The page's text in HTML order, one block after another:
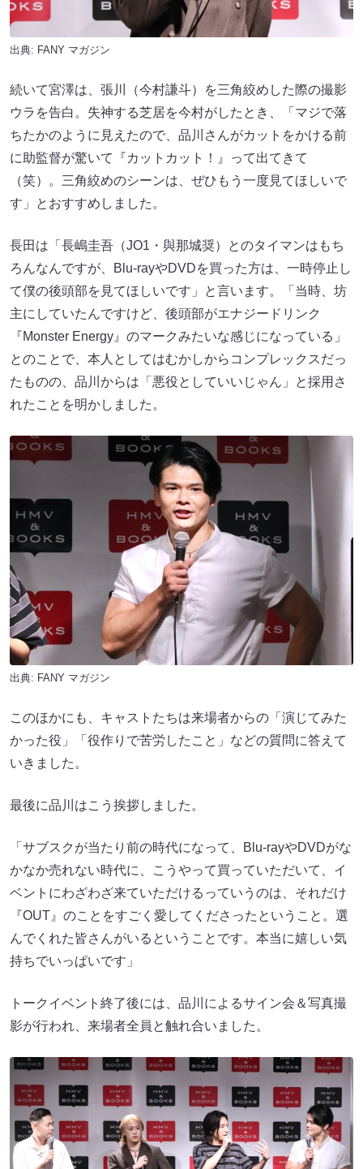
出典: FANY マガジン
続いて宮澤は、張川​​（今村謙斗​​）を三角絞めした際の撮影
ウラを告白。失神する芝居を今村がしたとき、「マジで落
ちたかのように見えたので、品川さんがカットをかける前
に助監督が驚いて『カットカット！』って出てきて
（笑）。三角絞めのシーンは、ぜひもう一度見てほしいで
す」とおすすめしました。
長田は「長嶋圭吾（​​JO1・與那城奨）とのタイマンはもち
ろんなんですが、Blu-rayやDVDを買った方は、一時停止し
て僕の後頭部を見てほしいです」と言います。「当時、坊
主にしていたんですけど、後頭部がエナジードリンク
『Monster Energy』のマークみたいな感じになっている」
とのことで、本人としてはむかしからコンプレックスだっ
たものの、品川からは「悪役としていいじゃん」と採用さ
れたことを明かしました。
出典: FANY マガジン
このほかにも、キャストたちは来場者からの「演じてみた
かった役」「役作りで苦労したこと」などの質問に答えて
いきました。
最後に品川はこう挨拶しました。
「サブスクが当たり前の時代になって、Blu-rayやDVDがな
かなか売れない時代に、こうやって買っていただいて、イ
ベントにわざわざ来ていただけるっていうのは、それだけ
『OUT』のことをすごく愛してくださったということ。選
んでくれた皆さんがいるということです。本当に嬉しい気
持ちでいっぱいです」
トークイベント終了後には、品川によるサイン会＆写真撮
影が行われ、来場者全員と触れ合いました。